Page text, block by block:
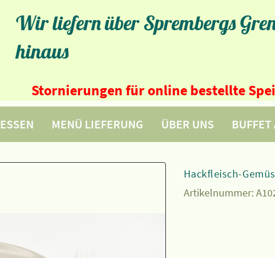
Wir liefern über Sprembergs
hinaus
Stornierungen für online bestellte
MENÜ LIEFERUNG ÜBER UNS
Hackfleisch-
Artikelnummer: